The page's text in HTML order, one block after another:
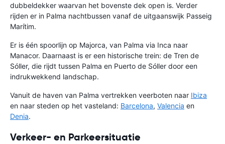
dubbeldekker waarvan het bovenste dek open is. Verder
rijden er in Palma nachtbussen vanaf de uitgaanswijk Passeig
Marítim.
Er is één spoorlijn op Majorca, van Palma via Inca naar
Manacor. Daarnaast is er een historische trein: de Tren de
Sóller, die rijdt tussen Palma en Puerto de Sóller door een
indrukwekkend landschap.
Vanuit de haven van Palma vertrekken veerboten naar Ibiza
en naar steden op het vasteland: Barcelona, Valencia en
Denia.
Verkeer- en Parkeersituatie